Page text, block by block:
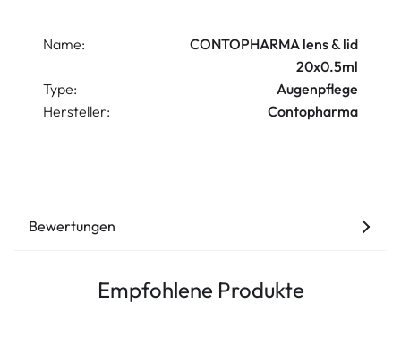
Name:
CONTOPHARMA lens & lid
20x0.5ml
Type:
Augenpflege
Hersteller:
Contopharma
Bewertungen
Empfohlene Produkte